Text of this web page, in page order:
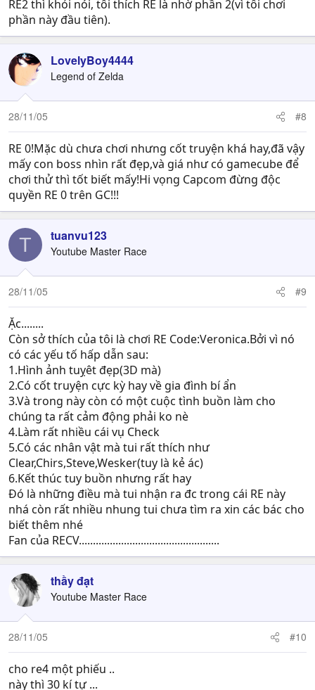
RE2 thì khỏi nói, tôi thích RE là nhờ phần 2(vì tôi chơi
phần này đầu tiên).
LovelyBoy4444
Legend of Zelda
28/11/05 #8
RE 0!Mặc dù chưa chơi nhưng cốt truyện khá hay,đã vậy
mấy con boss nhìn rất đẹp,và giá như có gamecube để
chơi thử thì tốt biết mấy!Hi vọng Capcom đừng độc
quyền RE 0 trên GC!!!
T tuanvu123
Youtube Master Race
28/11/05 #9
Ặc........
Còn sở thích của tôi là chơi RE Code:Veronica.Bởi vì nó
có các yếu tố hấp dẫn sau:
1.Hình ảnh tuỵêt đẹp(3D mà)
2.Có cốt truyện cực kỳ hay về gia đình bí ẩn
3.Và trong này còn có một cuộc tình buồn làm cho
chúng ta rất cảm động phải ko nè
4.Làm rất nhiều cái vụ Check
5.Có các nhân vật mà tui rất thích như
Clear,Chirs,Steve,Wesker(tuy là kẻ ác)
6.Kết thúc tuy buồn nhưng rất hay
Đó là những điều mà tui nhận ra đc trong cái RE này
nhá còn rất nhiều nhung tui chưa tìm ra xin các bác cho
biết thêm nhé
Fan của RECV..................................................
thầy đạt
Youtube Master Race
28/11/05 #10
cho re4 một phiếu ..
này thì 30 kí tự ...